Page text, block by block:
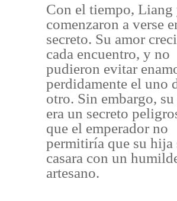
Con el tiempo, Liang
comenzaron a verse
secreto. Su amor
cada encuentro, y no
pudieron evitar
perdidamente el uno
otro. Sin embargo,
era un secreto
que el emperador no
permitiría que su hija
casara con un
artesano.